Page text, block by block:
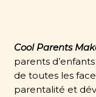
Cool Parents
parents
de toutes les
parentalité et